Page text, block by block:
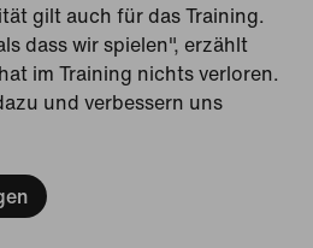
gilt auch für das Training.
dass wir spielen", erzählt
im Training nichts verloren.
und verbessern uns